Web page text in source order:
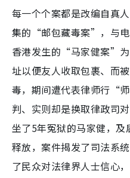
每一个个案都是改编自真
集的“邮包藏毒案”，与
香港发生的“马家健案”
址以便友人收取包裹、而
毒，期间遭代表律师行“
判、实则却是换取律政司
坐了5年冤狱的马家健，
释放，案件揭发了司法系
了民众对法律界人士信心，